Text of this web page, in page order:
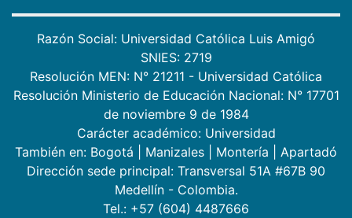
Razón Social: Universidad Católica Luis Amigó
SNIES: 2719
Resolución MEN: N° 21211 - Universidad Católica
Resolución Ministerio de Educación Nacional: N° 17701
de noviembre 9 de 1984
Carácter académico: Universidad
También en: Bogotá Manizales Montería
Apartadó
Dirección sede principal: Transversal 51A #67B 90
Medellín - Colombia.
Tel.: +57 (604) 4487666